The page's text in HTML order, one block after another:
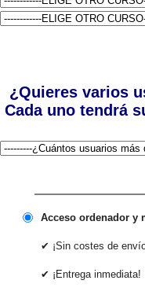
¿Quieres varios
Cada uno tendrá
Acceso ordenador y
✔ ¡Sin costes de
✔ ¡Entrega inmediata!